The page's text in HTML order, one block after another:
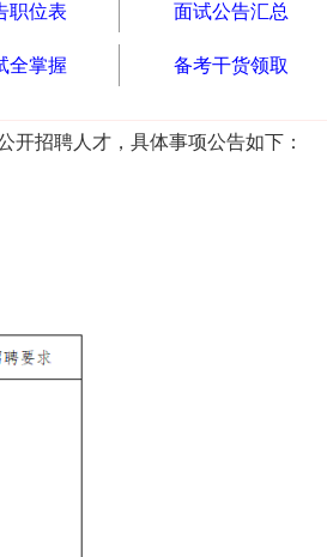
职位表 面试公告汇总
全掌握 备考干货领取
招聘人才，具体事项公告如下：